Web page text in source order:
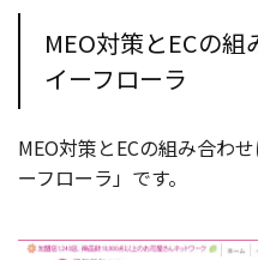
MEO対策とECの組
イーフローラ
MEO対策とECの組み合わ
ーフローラ」です。